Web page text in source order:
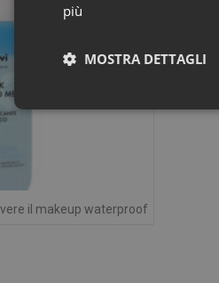
il makeup waterproof
più
MOSTRA DETTAGLI
I cookie necessari